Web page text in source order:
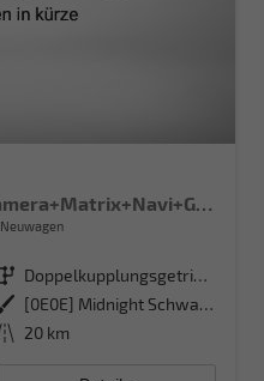
ST 204PS 4Drive AHK+Mamera+Matrix+Navi+GV4+Kessy+Parklenk+Alarm
Neuwagen
Getriebe
Doppelkupplungsgetriebe (DSG)
Außenfarbe
[0E0E] Midnight Schwarz Metallic
Kilometerstand 20 km